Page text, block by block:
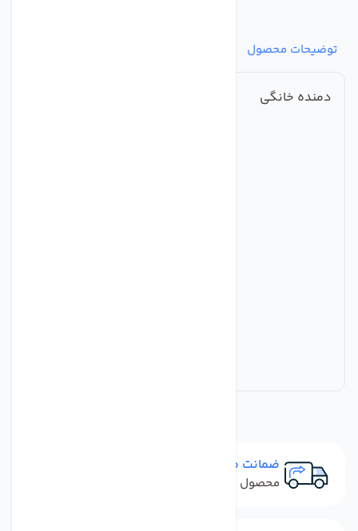
توضیحات محصول
دمنده خانگی
ضمانت مرجوعی
محصول نباید آسیب دیده باشد